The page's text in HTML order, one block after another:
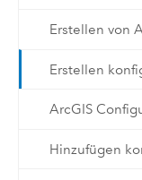
Erstellen von
Erstellen
ArcGIS
Hinzufügen